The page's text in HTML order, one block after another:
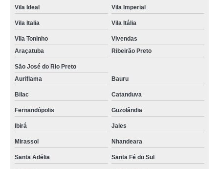
Vila Ideal Vila Imperial
Vila Italia Vila Itália
Vila Toninho
Vivendas
Araçatuba
Ribeirão Preto
São José do Rio Preto
Auriflama
Bauru
Bilac Catanduva
Fernandópolis Guzolândia
Ibirá Jales
Mirassol Nhandeara
Santa Adélia Santa Fé do Sul